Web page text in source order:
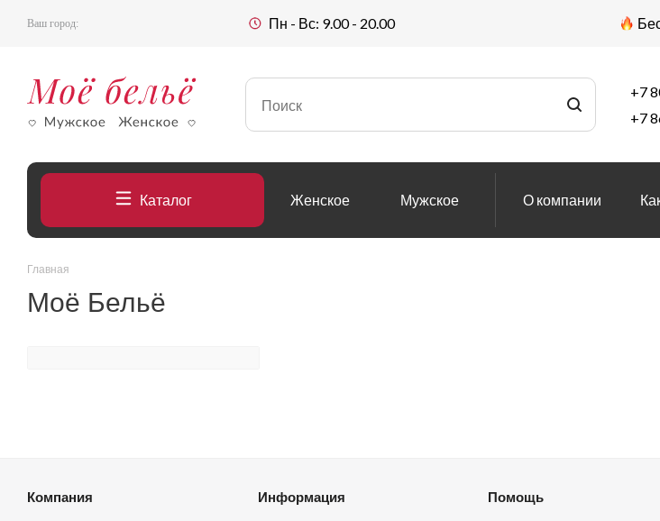
Ваш город: Пн - Вс: 9.00 - 20.00
+7
+7
Каталог Женское Мужское О компании
Главная
Моё Бельё
Компания Информация Помощь